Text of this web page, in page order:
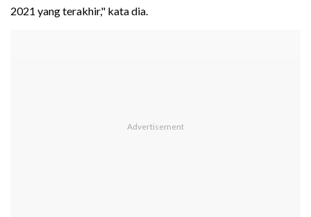
2021 yang terakhir," kata dia.